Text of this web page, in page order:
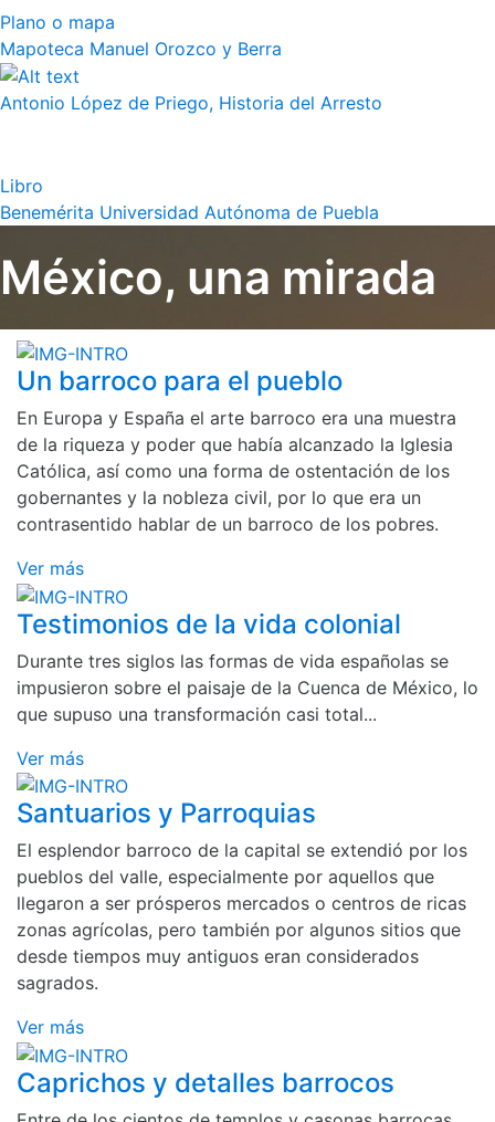
Plano o mapa
Mapoteca Manuel Orozco y Berra
Antonio López de Priego, Historia del Arresto
Libro
Benemérita Universidad Autónoma de Puebla
México, una mirada
Un barroco para el pueblo
En Europa y España el arte barroco era una muestra
de la riqueza y poder que había alcanzado la Iglesia
Católica, así como una forma de ostentación de los
gobernantes y la nobleza civil, por lo que era un
contrasentido hablar de un barroco de los pobres.
Ver más
Testimonios de la vida colonial
Durante tres siglos las formas de vida españolas se
impusieron sobre el paisaje de la Cuenca de México, lo
que supuso una transformación casi total...
Ver más
Santuarios y Parroquias
El esplendor barroco de la capital se extendió por los
pueblos del valle, especialmente por aquellos que
llegaron a ser prósperos mercados o centros de ricas
zonas agrícolas, pero también por algunos sitios que
desde tiempos muy antiguos eran considerados
sagrados.
Ver más
Caprichos y detalles barrocos